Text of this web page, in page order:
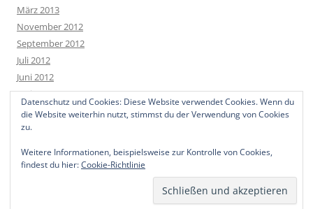
März 2013
November 2012
September 2012
Juli 2012
Juni 2012
Mai 2012
April 2012
März 2012
Datenschutz und Cookies: Diese Website verwendet Cookies. Wenn du
die Website weiterhin nutzt, stimmst du der Verwendung von Cookies
zu.
Weitere Informationen, beispielsweise zur Kontrolle von Cookies,
findest du hier:Cookie-Richtlinie